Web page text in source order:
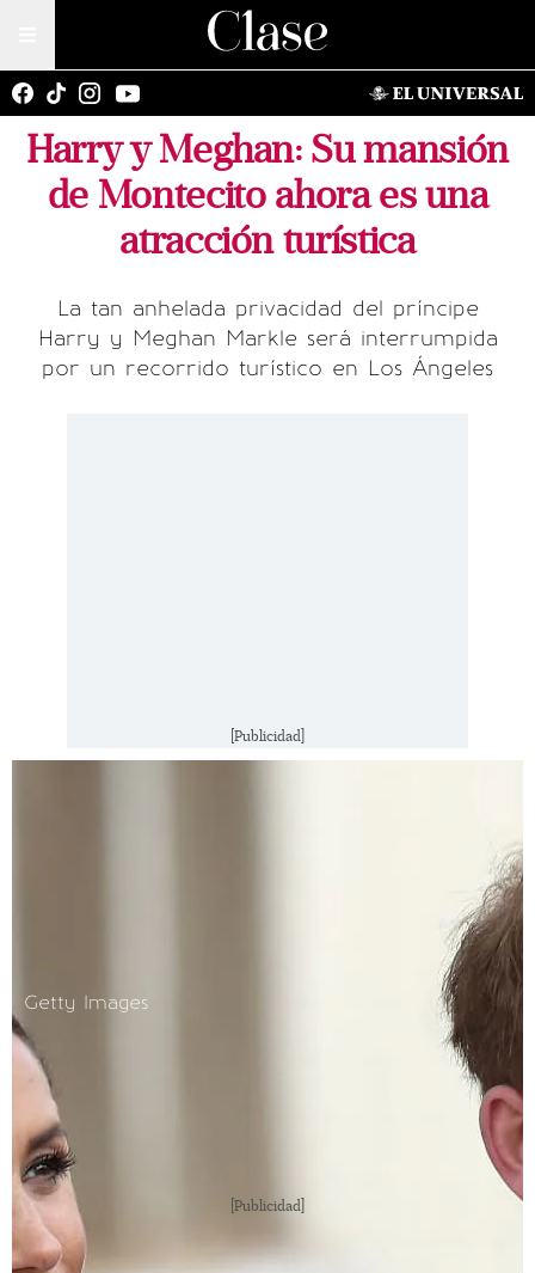
Harry y Meghan: Su mansión
de Montecito ahora es una
atracción turística
La tan anhelada privacidad del príncipe
Harry y Meghan Markle será interrumpida
por un recorrido turístico en Los Ángeles
[Publicidad]
Getty Images
[Publicidad]